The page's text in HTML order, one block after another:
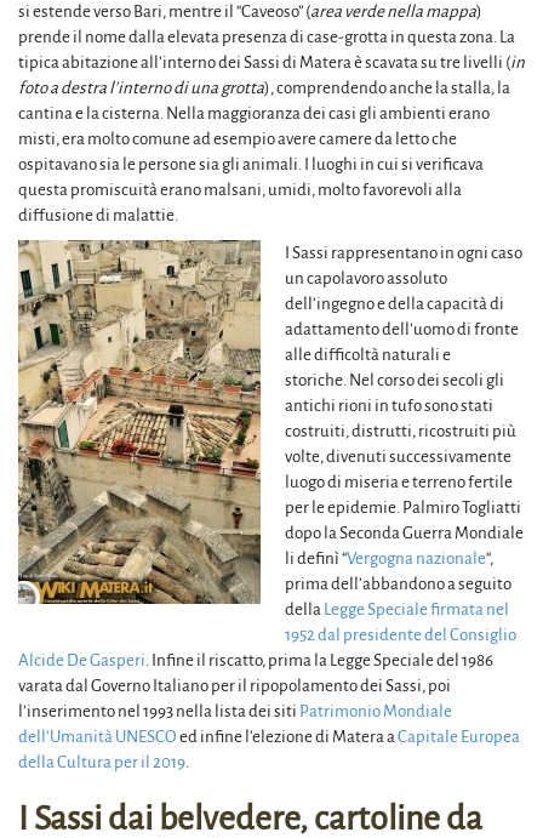
si estende verso Bari, mentre il “Caveoso” (area verde nella mappa)
prende il nome dalla elevata presenza di case-grotta in questa zona. La
tipica abitazione all’interno dei Sassi di Matera è scavata su tre livelli (in
foto a destra l’interno di una grotta), comprendendo anche la stalla, la
cantina e la cisterna. Nella maggioranza dei casi gli ambienti erano
misti, era molto comune ad esempio avere camere da letto che
ospitavano sia le persone sia gli animali. I luoghi in cui si verificava
questa promiscuità erano malsani, umidi, molto favorevoli alla
diffusione di malattie.
I Sassi rappresentano in ogni caso
un capolavoro assoluto
dell’ingegno e della capacità di
adattamento dell’uomo di fronte
alle difficoltà naturali e
storiche. Nel corso dei secoli gli
antichi rioni in tufo sono stati
costruiti, distrutti, ricostruiti più
volte, divenuti successivamente
luogo di miseria e terreno fertile
per le epidemie. Palmiro Togliatti
dopo la Seconda Guerra Mondiale
li definì “Vergogna nazionale“,
prima dell’abbandono a seguito
della Legge Speciale firmata nel
1952 dal presidente del Consiglio
Alcide De Gasperi . Infine il riscatto, prima la Legge Speciale del 1986
varata dal Governo Italiano per il ripopolamento dei Sassi, poi
l’inserimento nel 1993 nella lista dei siti Patrimonio Mondiale
dell’Umanità UNESCO ed infine l’elezione di Matera a Capitale Europea
della Cultura per il 2019
I Sassi dai belvedere, cartoline da